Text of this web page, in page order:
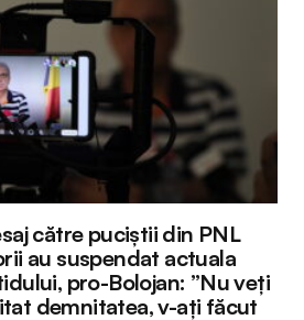
către puciștii din PNL
au suspendat actuala
pro-Bolojan: ”Nu veți
demnitatea, v-ați făcut